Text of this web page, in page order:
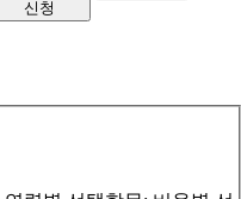
신청